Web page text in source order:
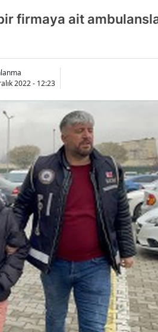
Balıkesir
Bitlis
Bolu
Burdur
Bursa
Çanakkale
Çorum
Denizli
Diyarbakır
firmaya ait
2022 - 12:23